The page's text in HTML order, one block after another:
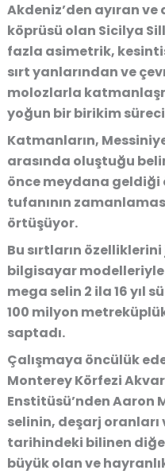
Akdeniz’den ayıran
köprüsü olan Sicilya
fazla asimetrik,
sırt yanlarından ve
molozlarla
yoğun bir birikim
Katmanların,
arasında oluştuğu
önce meydana geldiği
tufanının
örtüşüyor.
Bu sırtların
bilgisayar
mega selin 2 ila 16 yıl
100 milyon
saptadı.
Çalışmaya öncülük
Monterey Körfezi
Enstitüsü’nden Aaron
selinin, deşarj oranları
tarihindeki bilinen
büyük olan ve